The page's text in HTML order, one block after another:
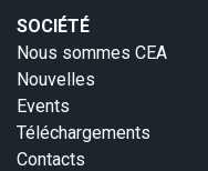
SOCIÉTÉ
Nous sommes CEA
Nouvelles
Events
Téléchargements
Contacts